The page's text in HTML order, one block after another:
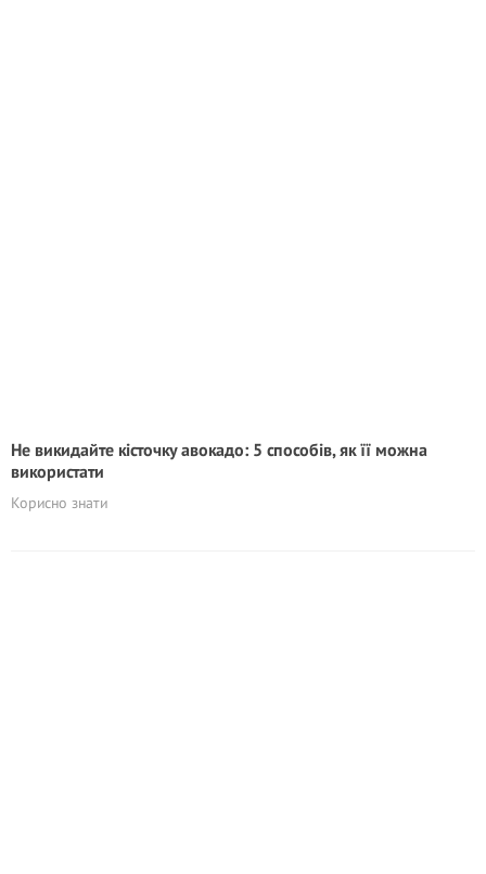
Не викидайте кісточку авокадо: 5 способів, як її можна
використати
Корисно знати